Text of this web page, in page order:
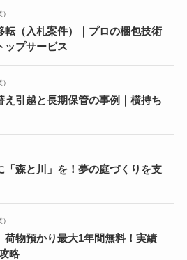
転（入札案件）｜プロの梱包技術
ップサービス
え引越と長期保管の事例｜横持ち
「森と川」を！夢の庭づくりを支
荷物預かり最大1年間無料！実績
略